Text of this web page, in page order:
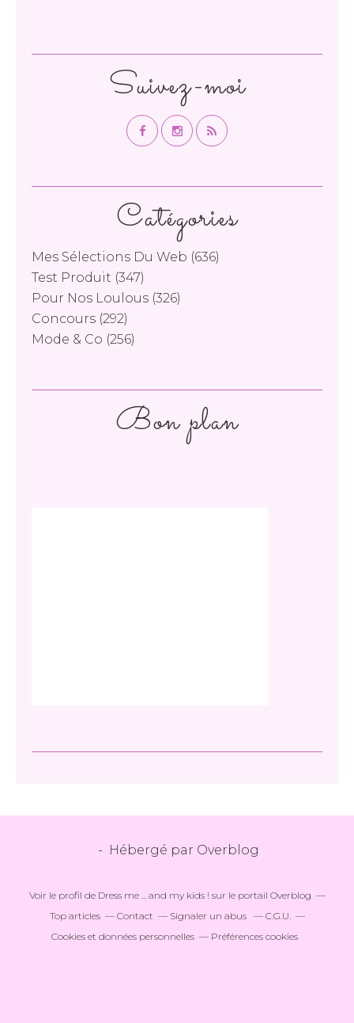
Catégories
Mes Sélections Du Web (636)
Test Produit (347)
Pour Nos Loulous (326)
Concours (292)
Mode & Co (256)
Suivez-moi
Bon plan
- Hébergé par Overblog
Voir le profil de Dress me ... and my kids ! sur le portail Overblog
Top articles
Contact Signaler un abus
C.G.U.
Cookies et données personnelles
Préférences cookies